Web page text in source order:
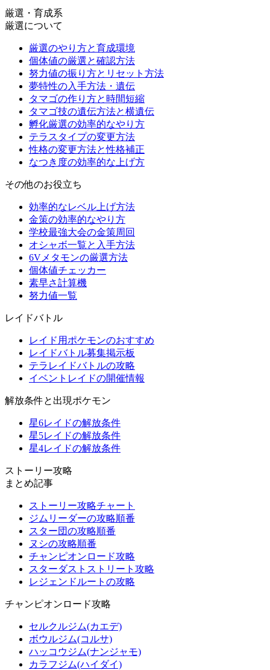
厳選・育成系
厳選について
厳選のやり方と育成環境
個体値の厳選と確認方法
努力値の振り方とリセット方法
夢特性の入手方法・遺伝
タマゴの作り方と時間短縮
タマゴ技の遺伝方法と横遺伝
孵化厳選の効率的なやり方
テラスタイプの変更方法
性格の変更方法と性格補正
なつき度の効率的な上げ方
その他のお役立ち
効率的なレベル上げ方法
金策の効率的なやり方
学校最強大会の金策周回
オシャボ一覧と入手方法
6Vメタモンの厳選方法
個体値チェッカー
素早さ計算機
努力値一覧
レイドバトル
レイド用ポケモンのおすすめ
レイドバトル募集掲示板
テラレイドバトルの攻略
イベントレイドの開催情報
解放条件と出現ポケモン
星6レイドの解放条件
星5レイドの解放条件
星4レイドの解放条件
ストーリー攻略
まとめ記事
ストーリー攻略チャート
ジムリーダーの攻略順番
スター団の攻略順番
ヌシの攻略順番
チャンピオンロード攻略
スターダストストリート攻略
レジェンドルートの攻略
チャンピオンロード攻略
セルクルジム(カエデ)
ボウルジム(コルサ)
ハッコウジム(ナンジャモ)
カラフジム(ハイダイ)